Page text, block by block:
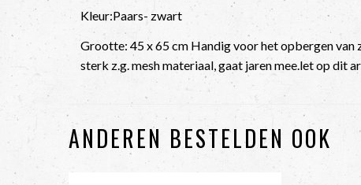
Kleur:Paars- zwart
Grootte: 45 x 65 cm Handig voor het opbergen van
sterk z.g. mesh materiaal, gaat jaren mee.let op dit
ANDEREN BESTELDEN OOK